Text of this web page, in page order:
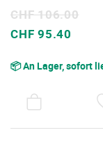
Sonderpreis
CHF 95.40
CHF 106.00
📦 An Lager, sofort